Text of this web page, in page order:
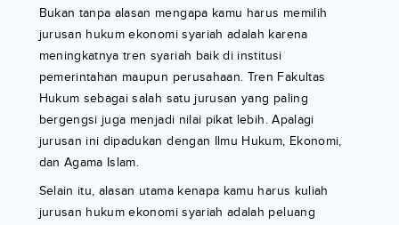
Bukan tanpa alasan mengapa kamu harus memilih
jurusan hukum ekonomi syariah adalah karena
meningkatnya tren syariah baik di institusi
pemerintahan maupun perusahaan. Tren Fakultas
Hukum sebagai salah satu jurusan yang paling
bergengsi juga menjadi nilai pikat lebih. Apalagi
jurusan ini dipadukan dengan Ilmu Hukum, Ekonomi,
dan Agama Islam.
Selain itu, alasan utama kenapa kamu harus kuliah
jurusan hukum ekonomi syariah adalah peluang